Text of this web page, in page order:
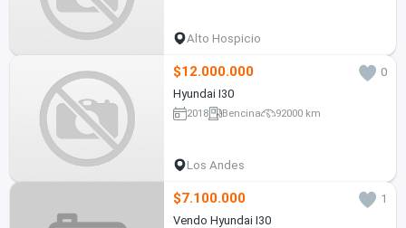
Alto Hospicio
$12.000.000
0
Hyundai I30
2018 Bencina 92000 km
Los Andes
$7.100.000
1
Vendo Hyundai I30